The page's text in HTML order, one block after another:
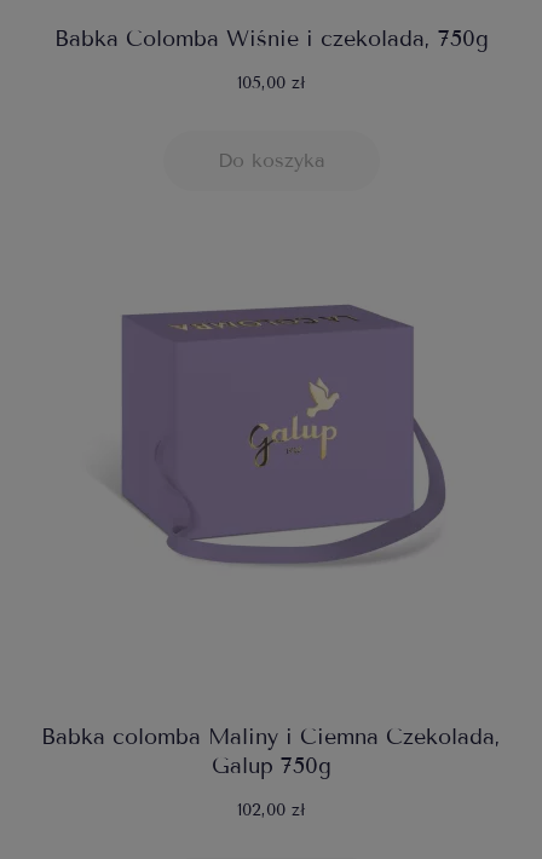
Babka Colomba Wiśnie i czekolada, 750g
105,00 zł
Do koszyka
Babka colomba Maliny i Ciemna Czekolada,
Galup 750g
102,00 zł